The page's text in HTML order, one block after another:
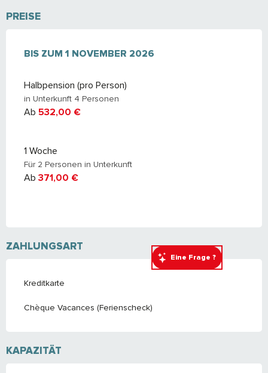
Eine Frage ?
PREISE
AB7 FEBRUAR 2026BIS ZUM
BIS ZUM 1 NOVEMBER 2026
Halbpension (pro Person)
in Unterkunft 4 Personen
Ab 532,00 €
1 Woche
Für 2 Personen in Unterkunft
Ab 371,00 €
ZAHLUNGSART
Kreditkarte
Chèque Vacances (Ferienscheck)
KAPAZITÄT